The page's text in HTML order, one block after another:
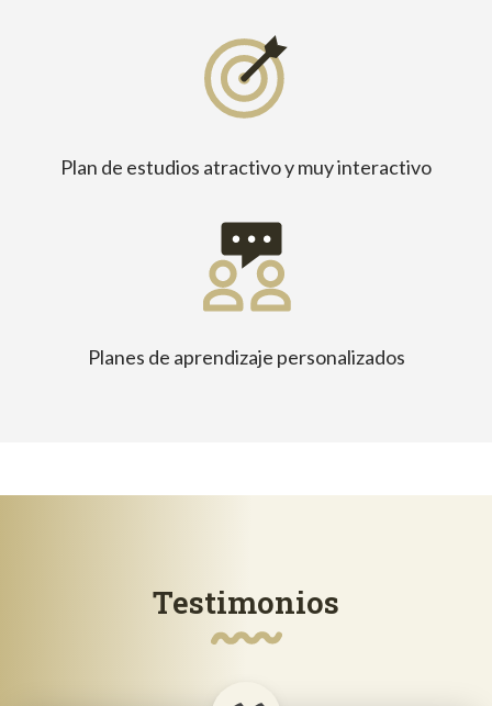
Plan de estudios atractivo y muy interactivo
Planes de aprendizaje personalizados
Testimonios